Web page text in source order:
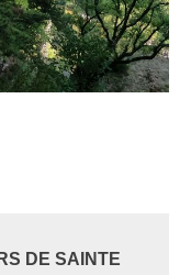
DE SAINTE